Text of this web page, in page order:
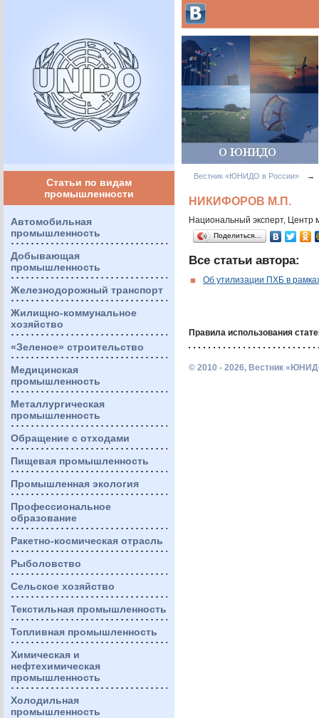
Статьи по видам
промышленности
Автомобильная
промышленность
Добывающая
промышленность
Железнодорожный транспорт
Жилищно-коммунальное
хозяйство
«Зеленое» строительство
Медицинская
промышленность
Металлургическая
промышленность
Обращение с отходами
Пищевая промышленность
Промышленная экология
Профессиональное
образование
Ракетно-космическая отрасль
Рыболовство
Сельское хозяйство
Текстильная промышленность
Топливная промышленность
Химическая и
нефтехимическая
промышленность
Холодильная
промышленность
Вестник «ЮНИДО в России» →
НИКИФОРОВ М.П.
Национальный эксперт, Центр
Поделиться…
Все статьи автора:
Об утилизации ПХБ в
Правила использования
© 2010 - 2026, Вестник